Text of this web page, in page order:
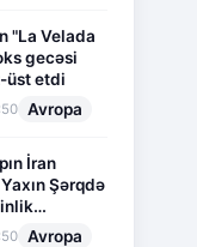
"La Velada
gecəsi
üst etdi
Avropa
İran
Şərqdə
Avropa